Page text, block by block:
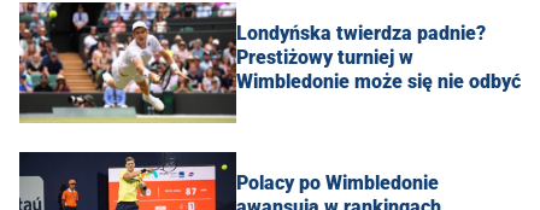
Londyńska twierdza padnie?
Prestiżowy turniej w
Wimbledonie może się nie odbyć
Polacy po Wimbledonie